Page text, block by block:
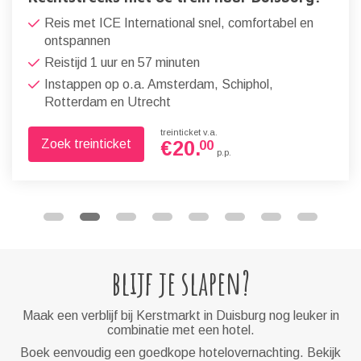
Reis met ICE International snel, comfortabel en
ontspannen
Reistijd 1 uur en 57 minuten
Instappen op o.a. Amsterdam, Schiphol,
Rotterdam en Utrecht
Zoek treinticket
treinticket v.a.
€20.00 p.p.
blijf je slapen?
Maak een verblijf bij Kerstmarkt in Duisburg nog leuker in
combinatie met een hotel.
Boek eenvoudig een goedkope hotelovernachting. Bekijk